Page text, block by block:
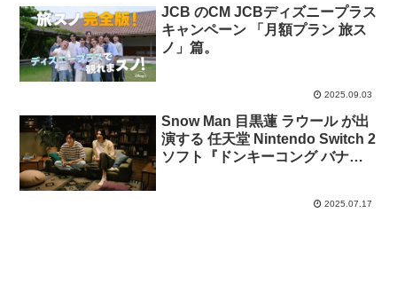
JCB のCM JCBディズニープラス
キャンペーン 「月額プラン 旅ス
ノ」篇。
2025.09.03
Snow Man 目黒蓮 ラウール が出
演する 任天堂 Nintendo Switch 2
ソフト『ドンキーコング バナン
力プレイ」篇「はじめての破壊」
2025.07.17